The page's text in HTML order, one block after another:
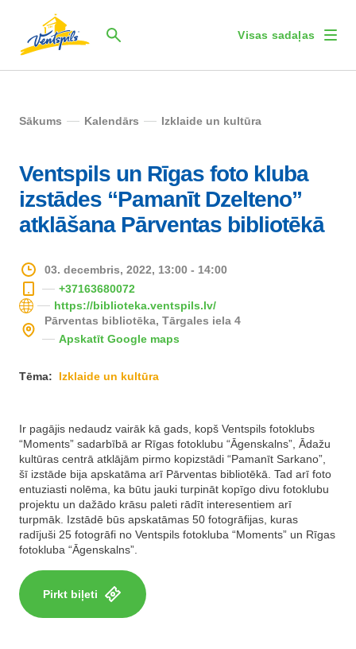
Visas sadaļas
Sākums Kalendārs Izklaide un kultūra
Ventspils un Rīgas foto kluba
izstādes “Pamanīt Dzelteno”
atklāšana Pārventas bibliotēkā
03. decembris, 2022, 13:00 - 14:00
+37163680072
https://biblioteka.ventspils.lv/
Pārventas bibliotēka, Tārgales iela 4
Apskatīt Google maps
Tēma: Izklaide un kultūra
Ir pagājis nedaudz vairāk kā gads, kopš Ventspils fotoklubs
“Moments” sadarbībā ar Rīgas fotoklubu “Āgenskalns”, Ādažu
kultūras centrā atklājām pirmo kopizstādi “Pamanīt Sarkano”,
šī izstāde bija apskatāma arī Pārventas bibliotēkā. Tad arī foto
entuziasti nolēma, ka būtu jauki turpināt kopīgo divu fotoklubu
projektu un dažādo krāsu paleti rādīt interesentiem arī
turpmāk. Izstādē būs apskatāmas 50 fotogrāfijas, kuras
radījuši 25 fotogrāfi no Ventspils fotokluba “Moments” un Rīgas
fotokluba “Āgenskalns”.
Pirkt biļeti